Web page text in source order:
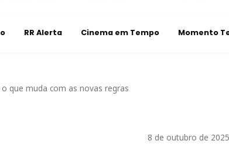
RR Alerta Cinema em Tempo Momento
que muda com as novas regras
8 de outubro de